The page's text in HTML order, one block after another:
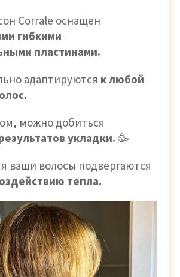
Corrale оснащен
гибкими
пластинами.
адаптируются к любой
можно добиться
укладки. 🥳
ваши волосы подвергаются
тепла.